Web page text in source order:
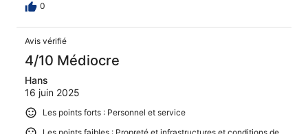
0
Avis vérifié
4/10 Médiocre
Hans
16 juin 2025
Les points forts : Personnel et service